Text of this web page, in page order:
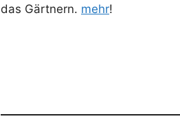
das Gärtnern. mehr!